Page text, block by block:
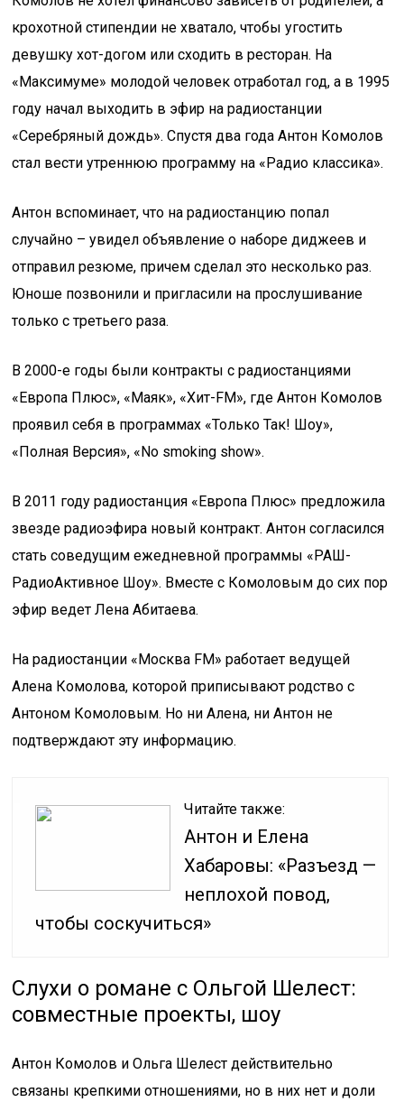
крохотной стипендии не хватало, чтобы угостить
девушку хот-догом или сходить в ресторан. На
«Максимуме» молодой человек отработал год, а в 1995
году начал выходить в эфир на радиостанции
«Серебряный дождь». Спустя два года Антон Комолов
стал вести утреннюю программу на «Радио классика».
Антон вспоминает, что на радиостанцию попал
случайно – увидел объявление о наборе диджеев и
отправил резюме, причем сделал это несколько раз.
Юноше позвонили и пригласили на прослушивание
только с третьего раза.
В 2000-е годы были контракты с радиостанциями
«Европа Плюс», «Маяк», «Хит-FM», где Антон Комолов
проявил себя в программах «Только Так! Шоу»,
«Полная Версия», «No smoking show».
В 2011 году радиостанция «Европа Плюс» предложила
звезде радиоэфира новый контракт. Антон согласился
стать соведущим ежедневной программы «РАШ-
РадиоАктивное Шоу». Вместе с Комоловым до сих пор
эфир ведет Лена Абитаева.
На радиостанции «Москва FM» работает ведущей
Алена Комолова, которой приписывают родство с
Антоном Комоловым. Но ни Алена, ни Антон не
подтверждают эту информацию.
Читайте также:
Антон и Елена
Хабаровы: «Разъезд —
неплохой повод,
чтобы соскучиться»
Слухи о романе с Ольгой Шелест:
совместные проекты, шоу
Антон Комолов и Ольга Шелест действительно
связаны крепкими отношениями, но в них нет и доли